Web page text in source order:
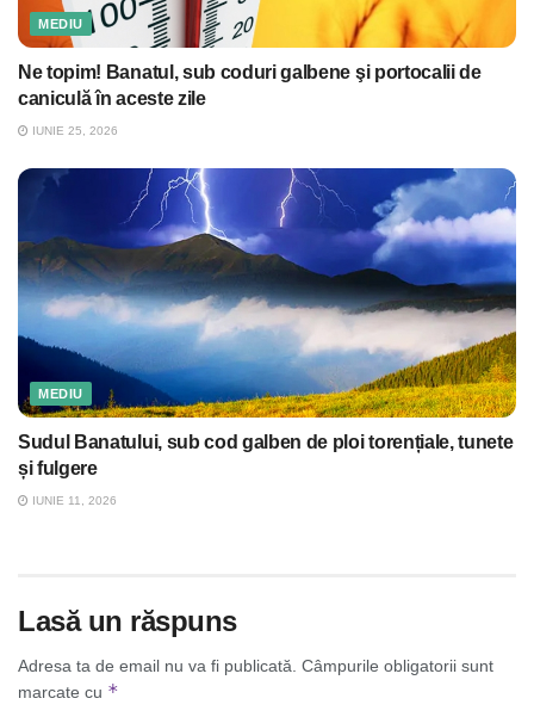
MEDIU
Ne topim! Banatul, sub coduri galbene şi portocalii de
caniculă în aceste zile
IUNIE 25, 2026
MEDIU
Sudul Banatului, sub cod galben de ploi torențiale, tunete
și fulgere
IUNIE 11, 2026
Lasă un răspuns
Adresa ta de email nu va fi publicată. Câmpurile obligatorii sunt
marcate cu *